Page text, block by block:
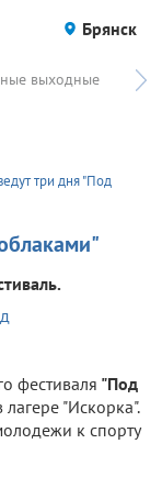
Брянск
выходные
три дня "Под
фестиваля "Под
"Искорка".
к спорту